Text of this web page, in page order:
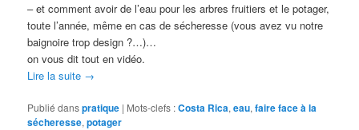
– et comment avoir de l’eau pour les arbres fruitiers et le potager,
toute l’année, même en cas de sécheresse (vous avez vu notre
baignoire trop design ?…)…
on vous dit tout en vidéo.
Lire la suite →
Publié danspratique | Mots-clefs :Costa Rica,eau,faire face à la
sécheresse,potager